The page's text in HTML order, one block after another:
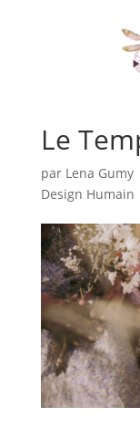
Le
par Lena Gumy
Design Humain